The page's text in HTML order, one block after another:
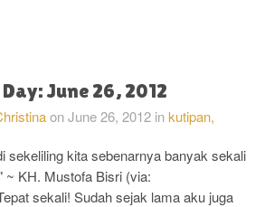
June 26, 2012
onJune 26, 2012 inkutipan,
sekeliling kita sebenarnya banyak sekali
~ KH. Mustofa Bisri (via:
sekali! Sudah sejak lama aku juga